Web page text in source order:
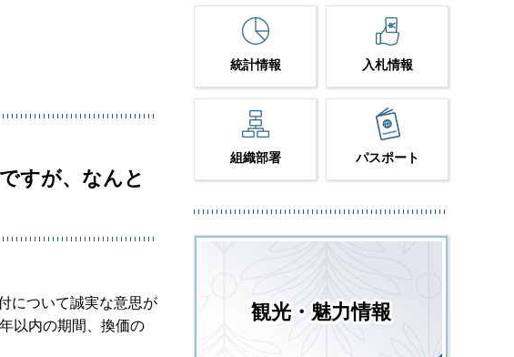
すが、なんと
について誠実な意思が
以内の期間、換価の
統計情報 入札情報
組織部署 パスポート
観光・魅力情報